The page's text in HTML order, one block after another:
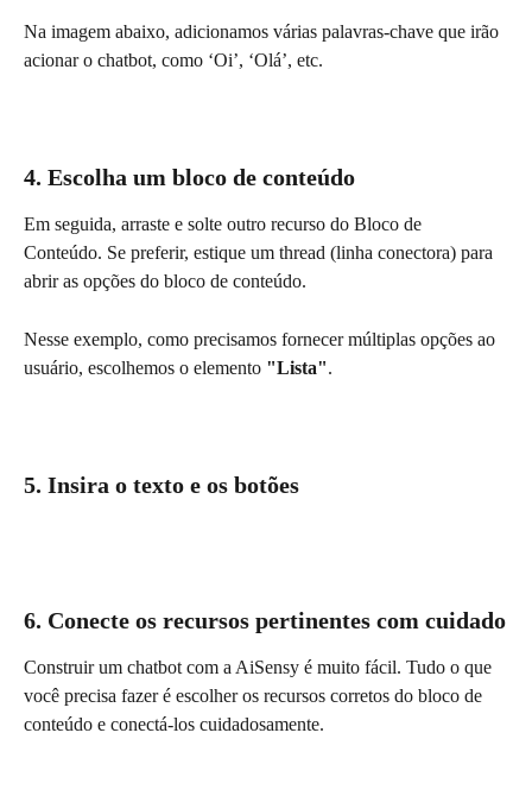
Na imagem abaixo, adicionamos várias palavras-chave que irão
acionar o chatbot, como ‘Oi’, ‘Olá’, etc.
4. Escolha um bloco de conteúdo
Em seguida, arraste e solte outro recurso do Bloco de
Conteúdo. Se preferir, estique um thread (linha conectora) para
abrir as opções do bloco de conteúdo.
Nesse exemplo, como precisamos fornecer múltiplas opções ao
usuário, escolhemos o elemento "Lista".
5. Insira o texto e os botões
6. Conecte os recursos pertinentes com cuidado
Construir um chatbot com a AiSensy é muito fácil. Tudo o que
você precisa fazer é escolher os recursos corretos do bloco de
conteúdo e conectá-los cuidadosamente.